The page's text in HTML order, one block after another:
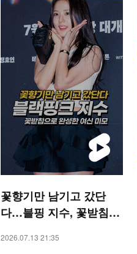
꽃향기만 남기고 갔단
다…블핑 지수, 꽃받침으
STAR 숏폼]
2026.07.13 21:35